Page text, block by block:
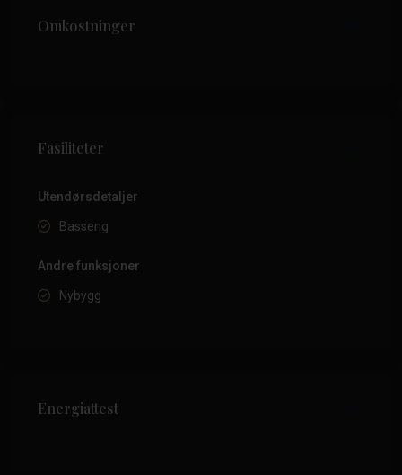
Omkostninger
Fasiliteter
Utendørsdetaljer
Basseng
Andre funksjoner
Nybygg
Energiattest